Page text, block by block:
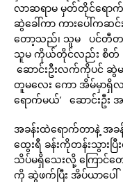
လာဆရာမ မှတ်တိုင်ရော
ဆွဲခေါ်ကာ ကားပေါ်ကဆ
တော့သည်၊ သူမ ပင်တီတ
သူမ ကိုယ်တိုင်လည်း စိတ်
ဆောင်းဦးလက်ကိုပင် ဆွဲ
တူမလေး ကော အိမ်မှာရှိလာ
ရောက်မယ်’ ဆောင်းဦး
အခန်းထဲရောက်တာနဲ့ အခ
ထွေးရီ ခန်းကိုတန်းသွာ
သိပ်မရှိသေးလို့ ကြောင်တေ
ကို ဆွဲဖက်ပြီး အိပ်ယာပေ